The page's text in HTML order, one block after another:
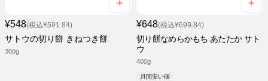
¥548(税込¥591.84)
サトウの切り餅 きねつき餅
300g
¥648(税込¥699.84)
切り餅なめらかもち あたたか サト
ウ
400g
月間安い値